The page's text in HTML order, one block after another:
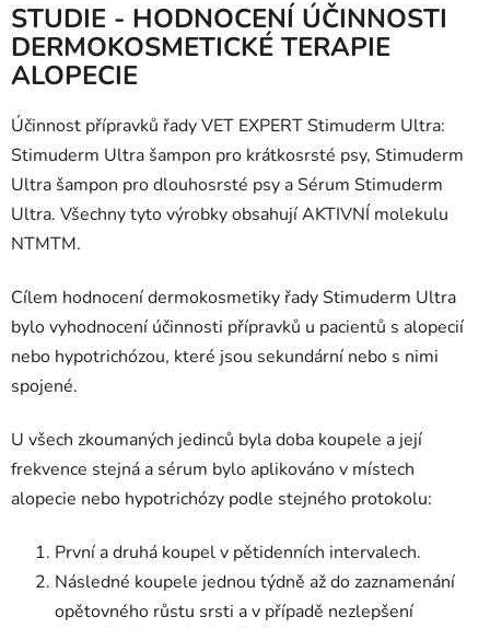
STUDIE - HODNOCENÍ ÚČINNOSTI
DERMOKOSMETICKÉ TERAPIE
ALOPECIE
Účinnost přípravků řady VET EXPERT Stimuderm Ultra:
Stimuderm Ultra šampon pro krátkosrsté psy, Stimuderm
Ultra šampon pro dlouhosrsté psy a Sérum Stimuderm
Ultra. Všechny tyto výrobky obsahují AKTIVNÍ molekulu
NTMTM.
Cílem hodnocení dermokosmetiky řady Stimuderm Ultra
bylo vyhodnocení účinnosti přípravků u pacientů s alopecií
nebo hypotrichózou, které jsou sekundární nebo s nimi
spojené.
U všech zkoumaných jedinců byla doba koupele a její
frekvence stejná a sérum bylo aplikováno v místech
alopecie nebo hypotrichózy podle stejného protokolu:
První a druhá koupel v pětidenních intervalech.
Následné koupele jednou týdně až do zaznamenání
opětovného růstu srsti a v případě nezlepšení